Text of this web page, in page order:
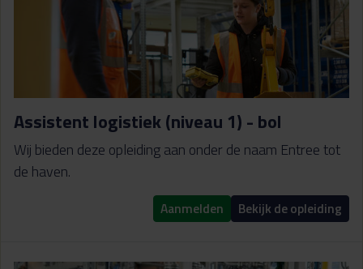
Assistent logistiek (niveau 1) - bol
Wij bieden deze opleiding aan onder de naam Entree tot
de haven.
Aanmelden Bekijk de opleiding